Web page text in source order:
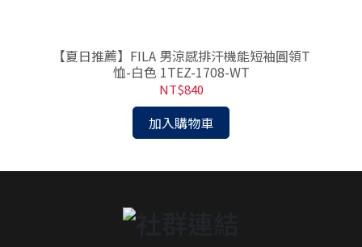
【夏日推薦】FILA 男涼感排汗機能短袖圓領T
恤-白色 1TEZ-1708-WT
NT$840
加入購物車